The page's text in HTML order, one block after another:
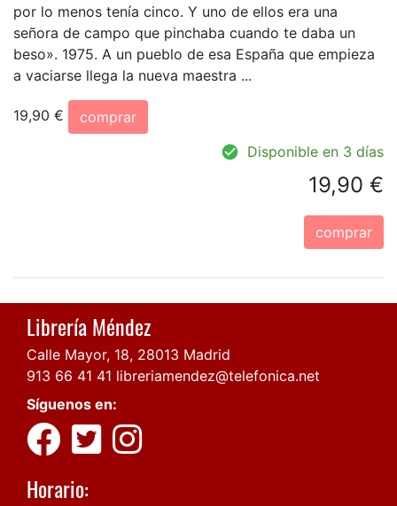
por lo menos tenía cinco. Y uno de ellos era una
señora de campo que pinchaba cuando te daba un
beso». 1975. A un pueblo de esa España que empieza
a vaciarse llega la nueva maestra ...
19,90 €
comprar
Disponible en 3 días
19,90 €
comprar
Librería Méndez
Calle Mayor, 18, 28013 Madrid
913 66 41 41 libreriamendez@telefonica.net
Síguenos en:
Horario: